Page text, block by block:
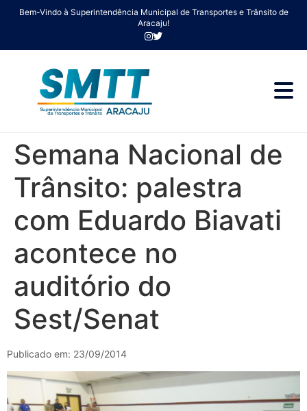
Bem-Vindo à Superintendência Municipal de Transportes e Trânsito de
Aracaju!
Semana Nacional de
Trânsito: palestra
com Eduardo Biavati
acontece no
auditório do
Sest/Senat
Publicado em: 23/09/2014